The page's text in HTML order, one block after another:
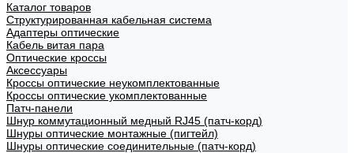
Каталог товаров
Структурированная кабельная система
Адаптеры оптические
Кабель витая пара
Оптические кроссы
Аксессуары
Кроссы оптические неукомплектованные
Кроссы оптические укомплектованные
Патч-панели
Шнур коммутационный медный RJ45 (патч-корд)
Шнуры оптические монтажные (пигтейл)
Шнуры оптические соединительные (патч-корд)